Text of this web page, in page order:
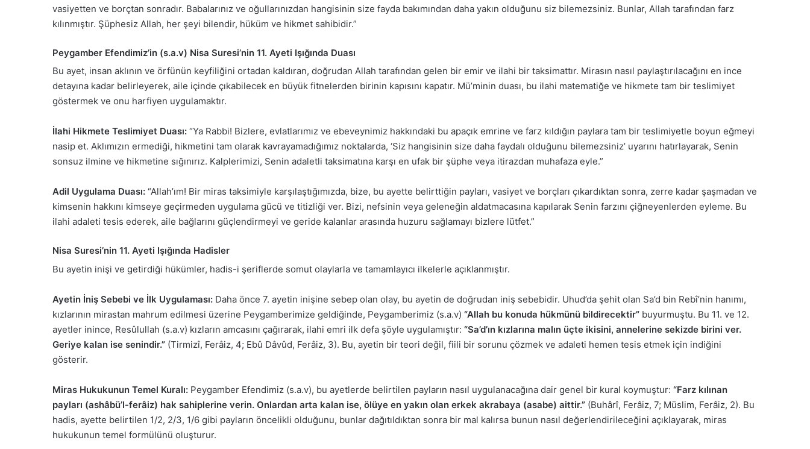
vasiyetten ve borçtan sonradır. Babalarınız ve oğullarınızdan hangisinin size fayda bakımından daha yakın olduğunu siz bilemezsiniz. Bunlar, Allah tarafından farz
kılınmıştır. Şüphesiz Allah, her şeyi bilendir, hüküm ve hikmet sahibidir.”
Peygamber Efendimiz’in (s.a.v) Nisa Suresi’nin 11. Ayeti Işığında Duası
Bu ayet, insan aklının ve örfünün keyfiliğini ortadan kaldıran, doğrudan Allah tarafından gelen bir emir ve ilahi bir taksimattır. Mirasın nasıl paylaştırılacağını en ince
detayına kadar belirleyerek, aile içinde çıkabilecek en büyük fitnelerden birinin kapısını kapatır. Mü’minin duası, bu ilahi matematiğe ve hikmete tam bir teslimiyet
göstermek ve onu harfiyen uygulamaktır.
İlahi Hikmete Teslimiyet Duası: “Ya Rabbi! Bizlere, evlatlarımız ve ebeveynimiz hakkındaki bu apaçık emrine ve farz kıldığın paylara tam bir teslimiyetle boyun eğmeyi
nasip et. Aklımızın ermediği, hikmetini tam olarak kavrayamadığımız noktalarda, ‘Siz hangisinin size daha faydalı olduğunu bilemezsiniz’ uyarını hatırlayarak, Senin
sonsuz ilmine ve hikmetine sığınırız. Kalplerimizi, Senin adaletli taksimatına karşı en ufak bir şüphe veya itirazdan muhafaza eyle.”
Adil Uygulama Duası: “Allah’ım! Bir miras taksimiyle karşılaştığımızda, bize, bu ayette belirttiğin payları, vasiyet ve borçları çıkardıktan sonra, zerre kadar şaşmadan ve
kimsenin hakkını kimseye geçirmeden uygulama gücü ve titizliği ver. Bizi, nefsinin veya geleneğin aldatmacasına kapılarak Senin farzını çiğneyenlerden eyleme. Bu
ilahi adaleti tesis ederek, aile bağlarını güçlendirmeyi ve geride kalanlar arasında huzuru sağlamayı bizlere lütfet.”
Nisa Suresi’nin 11. Ayeti Işığında Hadisler
Bu ayetin inişi ve getirdiği hükümler, hadis-i şeriflerde somut olaylarla ve tamamlayıcı ilkelerle açıklanmıştır.
Ayetin İniş Sebebi ve İlk Uygulaması: Daha önce 7. ayetin inişine sebep olan olay, bu ayetin de doğrudan iniş sebebidir. Uhud’da şehit olan Sa’d bin Rebî’nin hanımı,
kızlarının mirastan mahrum edilmesi üzerine Peygamberimize geldiğinde, Peygamberimiz (s.a.v) “Allah bu konuda hükmünü bildirecektir” buyurmuştu. Bu 11. ve 12.
ayetler inince, Resûlullah (s.a.v) kızların amcasını çağırarak, ilahi emri ilk defa şöyle uygulamıştır: “Sa’d’ın kızlarına malın üçte ikisini, annelerine sekizde birini ver.
Geriye kalan ise senindir.” (Tirmizî, Ferâiz, 4; Ebû Dâvûd, Ferâiz, 3). Bu, ayetin bir teori değil, fiili bir sorunu çözmek ve adaleti hemen tesis etmek için indiğini
gösterir.
Miras Hukukunun Temel Kuralı: Peygamber Efendimiz (s.a.v), bu ayetlerde belirtilen payların nasıl uygulanacağına dair genel bir kural koymuştur: “Farz kılınan
payları (ashâbü’l-ferâiz) hak sahiplerine verin. Onlardan arta kalan ise, ölüye en yakın olan erkek akrabaya (asabe) aittir.” (Buhârî, Ferâiz, 7; Müslim, Ferâiz, 2). Bu
hadis, ayette belirtilen 1/2, 2/3, 1/6 gibi payların öncelikli olduğunu, bunlar dağıtıldıktan sonra bir mal kalırsa bunun nasıl değerlendirileceğini açıklayarak, miras
hukukunun temel formülünü oluşturur.